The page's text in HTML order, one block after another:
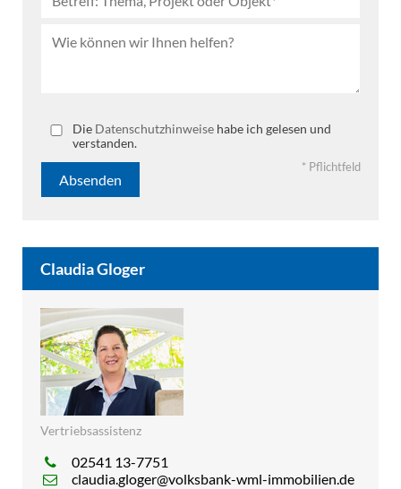
Die Datenschutzhinweisehabe ich gelesen und
verstanden.
* Pflichtfeld
Claudia Gloger
Vertriebsassistenz
02541 13-7751
claudia.gloger@volksbank-wml-immobilien.de